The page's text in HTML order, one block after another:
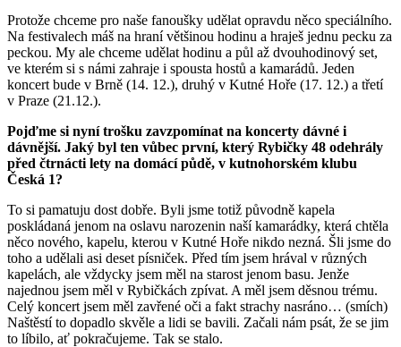
Protože chceme pro naše fanoušky udělat opravdu něco speciálního.
Na festivalech máš na hraní většinou hodinu a hraješ jednu pecku za
peckou. My ale chceme udělat hodinu a půl až dvouhodinový set,
ve kterém si s námi zahraje i spousta hostů a kamarádů. Jeden
koncert bude v Brně (14. 12.), druhý v Kutné Hoře (17. 12.) a třetí
v Praze (21.12.).
Pojďme si nyní trošku zavzpomínat na koncerty dávné i
dávnější. Jaký byl ten vůbec první, který Rybičky 48 odehrály
před čtrnácti lety na domácí půdě, v kutnohorském klubu
Česká 1?
To si pamatuju dost dobře. Byli jsme totiž původně kapela
poskládaná jenom na oslavu narozenin naší kamarádky, která chtěla
něco nového, kapelu, kterou v Kutné Hoře nikdo nezná. Šli jsme do
toho a udělali asi deset písniček. Před tím jsem hrával v různých
kapelách, ale vždycky jsem měl na starost jenom basu. Jenže
najednou jsem měl v Rybičkách zpívat. A měl jsem děsnou trému.
Celý koncert jsem měl zavřené oči a fakt strachy nasráno… (smích)
Naštěstí to dopadlo skvěle a lidi se bavili. Začali nám psát, že se jim
to líbilo, ať pokračujeme. Tak se stalo.